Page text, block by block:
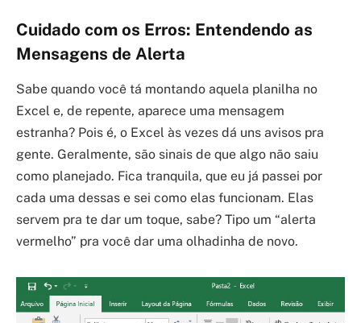
Cuidado com os Erros: Entendendo as
Mensagens de Alerta
Sabe quando você tá montando aquela planilha no
Excel e, de repente, aparece uma mensagem
estranha? Pois é, o Excel às vezes dá uns avisos pra
gente. Geralmente, são sinais de que algo não saiu
como planejado. Fica tranquila, que eu já passei por
cada uma dessas e sei como elas funcionam. Elas
servem pra te dar um toque, sabe? Tipo um “alerta
vermelho” pra você dar uma olhadinha de novo.